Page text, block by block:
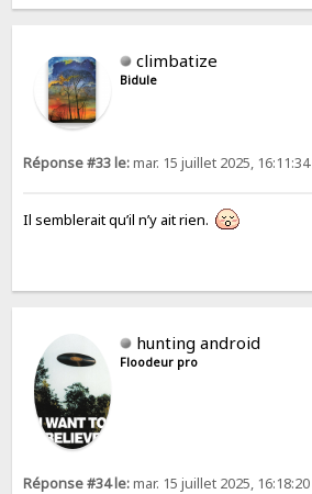
climbatize
Bidule
Réponse #33 le:mar. 15 juillet 2025, 16:11:34
Il semblerait qu’il n’y ait rien.
hunting android
Floodeur pro
Réponse #34 le:mar. 15 juillet 2025, 16:18:20